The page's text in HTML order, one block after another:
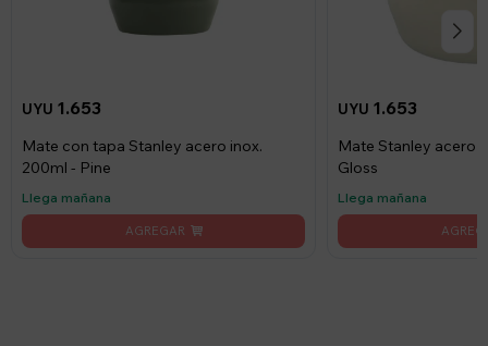
UYU 1.653
Mate con tapa Stanley acero inox.
200ml - Pine
Llega mañana
UYU 1.653
Mate Stanley acero
Gloss
Llega mañana